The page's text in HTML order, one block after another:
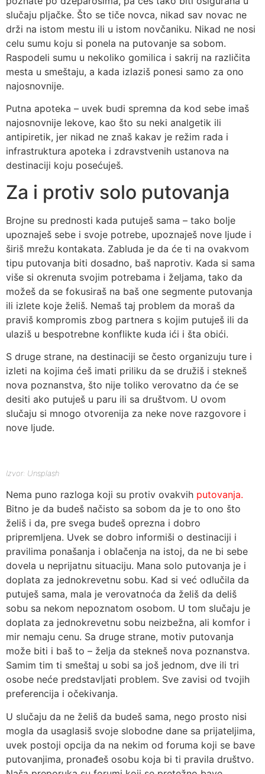
slučaju pljačke. Što se tiče novca, nikad sav novac ne
drži na istom mestu ili u istom novčaniku. Nikad ne nosi
celu sumu koju si ponela na putovanje sa sobom.
Raspodeli sumu u nekoliko gomilica i sakrij na različita
mesta u smeštaju, a kada izlaziš ponesi samo za ono
najosnovnije.
Putna apoteka – uvek budi spremna da kod sebe imaš
najosnovnije lekove, kao što su neki analgetik ili
antipiretik, jer nikad ne znaš kakav je režim rada i
infrastruktura apoteka i zdravstvenih ustanova na
destinaciji koju posećuješ.
Za i protiv solo putovanja
Brojne su prednosti kada putuješ sama – tako bolje
upoznaješ sebe i svoje potrebe, upoznaješ nove ljude i
širiš mrežu kontakata. Zabluda je da će ti na ovakvom
tipu putovanja biti dosadno, baš naprotiv. Kada si sama
više si okrenuta svojim potrebama i željama, tako da
možeš da se fokusiraš na baš one segmente putovanja
ili izlete koje želiš. Nemaš taj problem da moraš da
praviš kompromis zbog partnera s kojim putuješ ili da
ulaziš u bespotrebne konflikte kuda ići i šta obići.
S druge strane, na destinaciji se često organizuju ture i
izleti na kojima ćeš imati priliku da se družiš i stekneš
nova poznanstva, što nije toliko verovatno da će se
desiti ako putuješ u paru ili sa društvom. U ovom
slučaju si mnogo otvorenija za neke nove razgovore i
nove ljude.
Izvor: Unsplash
Nema puno razloga koji su protiv ovakvih putovanja.
Bitno je da budeš načisto sa sobom da je to ono što
želiš i da, pre svega budeš oprezna i dobro
pripremljena. Uvek se dobro informiši o destinaciji i
pravilima ponašanja i oblačenja na istoj, da ne bi sebe
dovela u neprijatnu situaciju. Mana solo putovanja je i
doplata za jednokrevetnu sobu. Kad si već odlučila da
putuješ sama, mala je verovatnoća da želiš da deliš
sobu sa nekom nepoznatom osobom. U tom slučaju je
doplata za jednokrevetnu sobu neizbežna, ali komfor i
mir nemaju cenu. Sa druge strane, motiv putovanja
može biti i baš to – želja da stekneš nova poznanstva.
Samim tim ti smeštaj u sobi sa još jednom, dve ili tri
osobe neće predstavljati problem. Sve zavisi od tvojih
preferencija i očekivanja.
U slučaju da ne želiš da budeš sama, nego prosto nisi
mogla da usaglasiš svoje slobodne dane sa prijateljima,
uvek postoji opcija da na nekim od foruma koji se bave
putovanjima, pronađeš osobu koja bi ti pravila društvo.